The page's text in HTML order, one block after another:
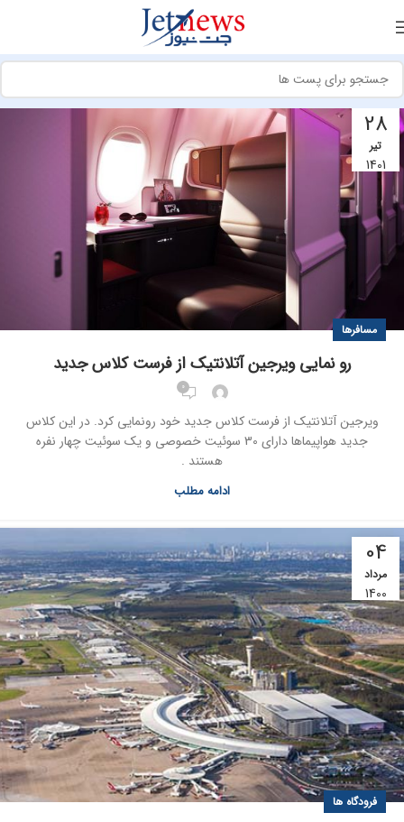
28
تیر
1401
مسافرها
رو نمایی ویرجین آتلانتیک از فرست کلاس جدید
0
ویرجین آتلانتیک از فرست کلاس جدید خود رونمایی کرد. در این کلاس
جدید هواپیماها دارای 30 سوئیت خصوصی و یک سوئیت چهار نفره
هستند .
ادامه مطلب
04
مرداد
1400
فرودگاه ها